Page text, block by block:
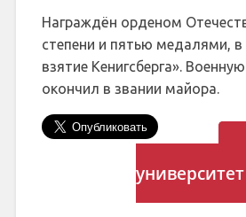
Награждён орденом
степени и пятью медалями, в
взятие Кенигсберга».
окончил в звании майора.
университет